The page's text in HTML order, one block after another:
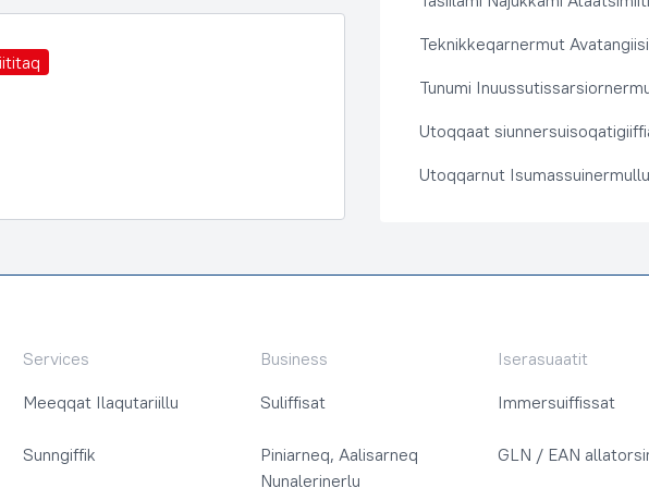
Teknikkeqarnermut
Tunumi
Utoqqaat
Utoqqarnut
Services
Meeqqat Ilaqutariillu
Sunngiffik
Business
Suliffisat
Piniarneq, Aalisarneq
Nunalerinerlu
Iserasuaatit
Immersuiffissat
GLN / EAN